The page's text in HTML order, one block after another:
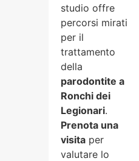
studio offre
percorsi mirati
per il
trattamento
della
parodontite a
Ronchi dei
Legionari.
Prenota una
visita per
valutare lo